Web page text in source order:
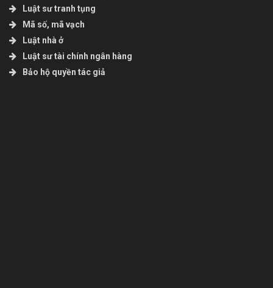
Luật sư tranh tụng
Mã số, mã vạch
Luật nhà ở
Luật sư tài chính ngân hàng
Bảo hộ quyền tác giả